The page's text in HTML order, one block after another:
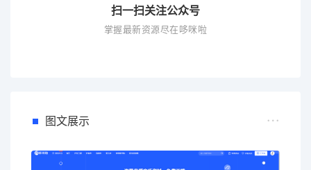
扫一扫关注公众号
掌握最新资源尽在哆咪啦
图文展示